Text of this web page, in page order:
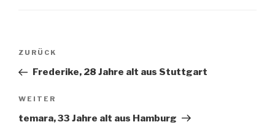
Beitragsnavigation
Vorheriger
Beitrag
ZURÜCK
Frederike, 28 Jahre alt aus Stuttgart
Nächster
Beitrag
WEITER
temara, 33 Jahre alt aus Hamburg